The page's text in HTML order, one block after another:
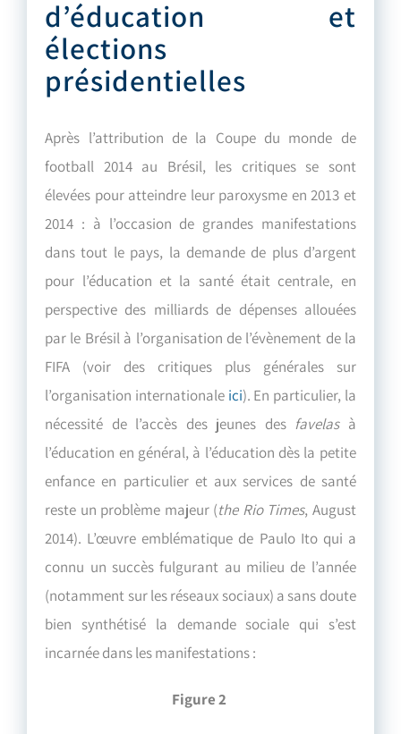
d’éducation et
élections
présidentielles
Après l’attribution de la Coupe du monde de
football 2014 au Brésil, les critiques se sont
élevées pour atteindre leur paroxysme en 2013 et
2014 : à l’occasion de grandes manifestations
dans tout le pays, la demande de plus d’argent
pour l’éducation et la santé était centrale, en
perspective des milliards de dépenses allouées
par le Brésil à l’organisation de l’évènement de la
FIFA (voir des critiques plus générales sur
l’organisation internationale ici). En particulier, la
nécessité de l’accès des jeunes des favelasà
l’éducation en général, à l’éducation dès la petite
enfance en particulier et aux services de santé
reste un problème majeur (the Rio Times, August
2014). L’œuvre emblématique de Paulo Ito qui a
connu un succès fulgurant au milieu de l’année
(notamment sur les réseaux sociaux) a sans doute
bien synthétisé la demande sociale qui s’est
incarnée dans les manifestations :
Figure 2